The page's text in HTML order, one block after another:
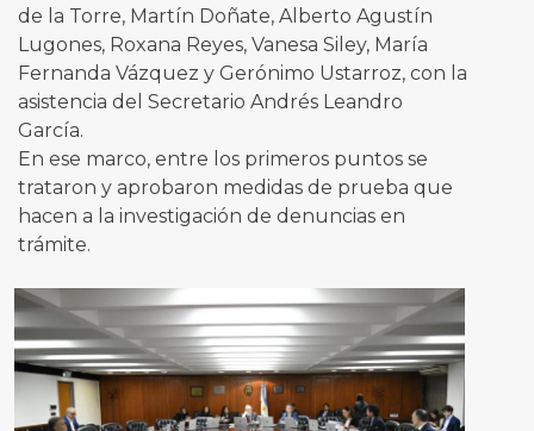
de la Torre, Martín Doñate, Alberto Agustín
Lugones, Roxana Reyes, Vanesa Siley, María
Fernanda Vázquez y Gerónimo Ustarroz, con la
asistencia del Secretario Andrés Leandro
García.
En ese marco, entre los primeros puntos se
trataron y aprobaron medidas de prueba que
hacen a la investigación de denuncias en
trámite.